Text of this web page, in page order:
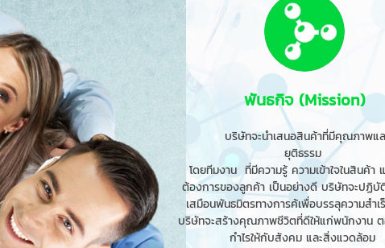
พันธกิจ (Mission)
บริษัทจะนำเสนอสินค้าที่มีคุณภาพแล
ยุติธรรม
โดยทีมงาน ที่มีความรู้ ความเข้าใจในสินค้า
ต้องการของลูกค้า เป็นอย่างดี บริษัทจะปฏิ
เสมือนพันธมิตรทางการค้เพื่อบรรลุความสำเ
บริษัทจะสร้างคุณภาพชีวิตที่ดีให้แก่พนักงาน
กำไรให้กับสังคม และสิ่งแวดล้อม